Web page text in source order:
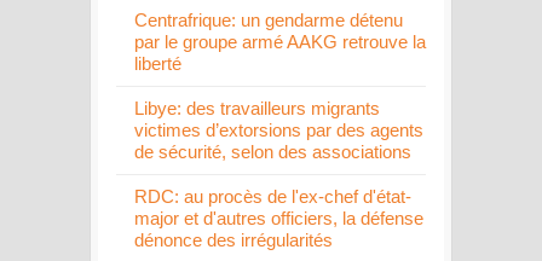
Centrafrique: un gendarme détenu
par le groupe armé AAKG retrouve la
liberté
Libye: des travailleurs migrants
victimes d’extorsions par des agents
de sécurité, selon des associations
RDC: au procès de l'ex-chef d'état-
major et d'autres officiers, la défense
dénonce des irrégularités